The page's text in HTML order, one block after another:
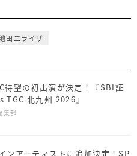
田エライザ
待望の初出演が決定！『SBI証
北九州 2026』
部
ンアーティストに追加決定！SP